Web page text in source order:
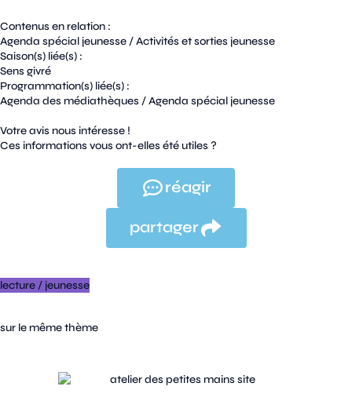
Contenus en relation :
Agenda spécial jeunesse /Activités et sorties jeunesse
Saison(s) liée(s) :
Sens givré
Programmation(s) liée(s) :
Agenda des médiathèques /Agenda spécial jeunesse
Votre avis nous intéresse !
Ces informations vous ont-elles été utiles ?
réagir
partager
lecture /jeunesse
sur le même thème